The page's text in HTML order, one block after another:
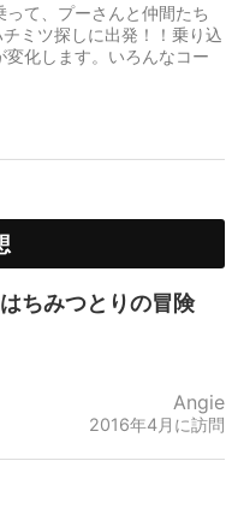
て、プーさんと仲間たち
ミツ探しに出発！！乗り込
化します。いろんなコー
ちみつとりの冒険
Angie
2016年4月に訪問